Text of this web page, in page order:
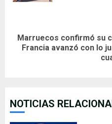
Next
Marruecos confirmó su
Francia avanzó con lo
NOTICIAS